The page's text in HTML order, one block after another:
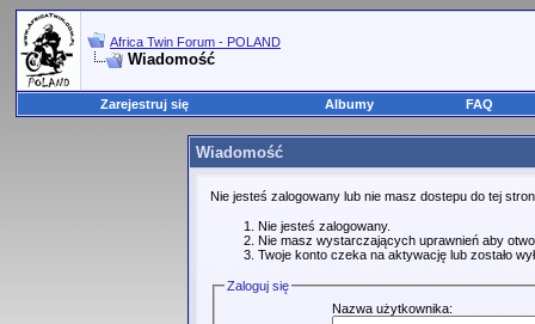
Africa Twin Forum - POLAND
Wiadomość
Zarejestruj się Albumy FAQ
Wiadomość
Nie jesteś zalogowany lub nie masz dostepu do tej
Nie jesteś zalogowany.
Nie masz wystarczających uprawnień aby
Twoje konto czeka na aktywację lub zostało
Zaloguj się
Nazwa użytkownika: